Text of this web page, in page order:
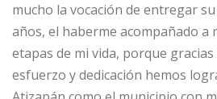
mucho la vocación de entregar
años, el haberme acompañado a
etapas de mi vida, porque
esfuerzo y dedicación hemos